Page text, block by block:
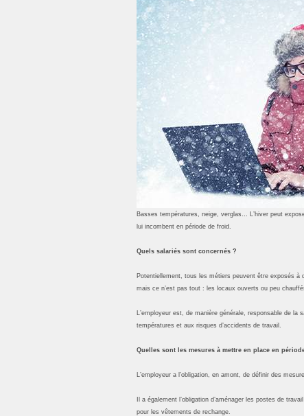
Basses températures, neige, verglas… L’hiver peut
lui incombent en période de froid.
Quels salariés sont concernés ?
Potentiellement, tous les métiers peuvent être exposés à
mais ce n’est pas tout : les locaux ouverts ou peu
L’employeur est, de manière générale, responsable de
températures et aux risques d’accidents de travail.
Quelles sont les mesures à mettre en place en
L’employeur a l’obligation, en amont, de définir des
Il a également l’obligation d’aménager les postes de
pour les vêtements de rechange.